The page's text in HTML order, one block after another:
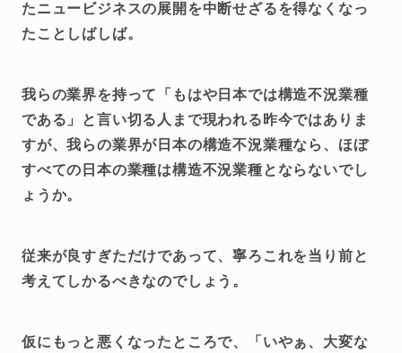
たニュービジネスの展開を中断せざるを得なくなっ
たことしばしば。
我らの業界を持って「もはや日本では構造不況業種
である」と言い切る人まで現われる昨今ではありま
すが、我らの業界が日本の構造不況業種なら、ほぼ
すべての日本の業種は構造不況業種とならないでし
ょうか。
従来が良すぎただけであって、寧ろこれを当り前と
考えてしかるべきなのでしょう。
仮にもっと悪くなったところで、「いやぁ、大変な